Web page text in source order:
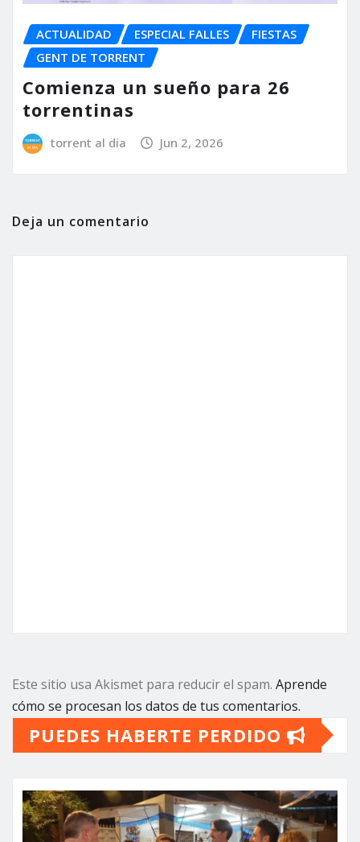
ACTUALIDAD ESPECIAL FALLES
FIESTAS
GENT DE TORRENT
Comienza un sueño para 26
torrentinas
torrent al dia Jun 2, 2026
Deja un comentario
Este sitio usa Akismet para reducir el spam. Aprende
cómo se procesan los datos de tus comentarios.
PUEDES HABERTE PERDIDO